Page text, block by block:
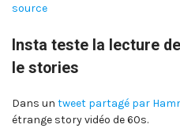
source
Insta teste la lecture
le stories
Dans un tweet partagé par
étrange story vidéo de 60s.